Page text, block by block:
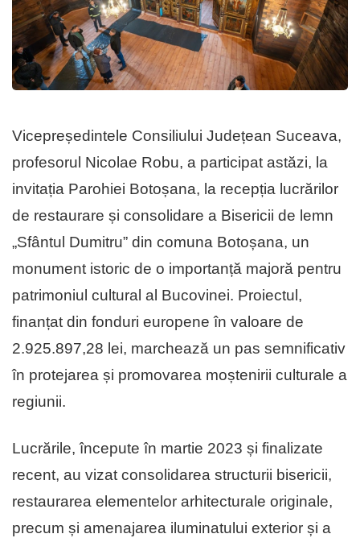
Vicepreședintele Consiliului Județean Suceava,
profesorul Nicolae Robu, a participat astăzi, la
invitația Parohiei Botoșana, la recepția lucrărilor
de restaurare și consolidare a Bisericii de lemn
„Sfântul Dumitru” din comuna Botoșana, un
monument istoric de o importanță majoră pentru
patrimoniul cultural al Bucovinei. Proiectul,
finanțat din fonduri europene în valoare de
2.925.897,28 lei, marchează un pas semnificativ
în protejarea și promovarea moștenirii culturale a
regiunii.
Lucrările, începute în martie 2023 și finalizate
recent, au vizat consolidarea structurii bisericii,
restaurarea elementelor arhitecturale originale,
precum și amenajarea iluminatului exterior și a